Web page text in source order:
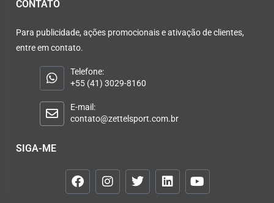
CONTATO
Para publicidade, ações promocionais e ativação de clientes,
entre em contato.
Telefone:
+55 (41) 3029-8160
E-mail:
contato@zettelsport.com.br
SIGA-ME